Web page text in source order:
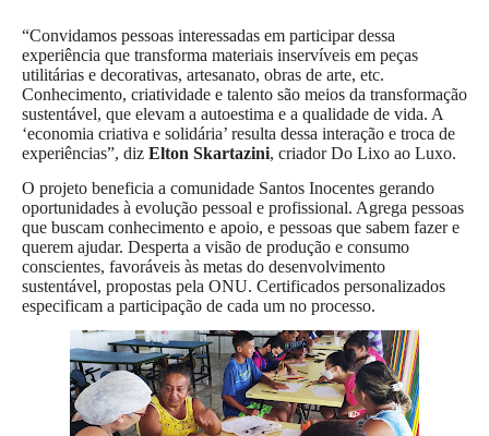
“Convidamos pessoas interessadas em participar dessa
experiência que transforma materiais inservíveis em peças
utilitárias e decorativas, artesanato, obras de arte, etc.
Conhecimento, criatividade e talento são meios da transformação
sustentável, que elevam a autoestima e a qualidade de vida. A
‘economia criativa e solidária’ resulta dessa interação e troca de
experiências”, diz Elton Skartazini, criador Do Lixo ao Luxo.
O projeto beneficia a comunidade Santos Inocentes gerando
oportunidades à evolução pessoal e profissional. Agrega pessoas
que buscam conhecimento e apoio, e pessoas que sabem fazer e
querem ajudar. Desperta a visão de produção e consumo
conscientes, favoráveis às metas do desenvolvimento
sustentável, propostas pela ONU. Certificados personalizados
especificam a participação de cada um no processo.